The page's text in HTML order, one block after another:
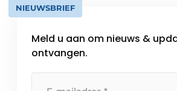
NIEUWSBRIEF
Meld u aan om nieuws &
ontvangen.